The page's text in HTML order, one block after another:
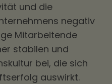
und die
negativ
Mitarbeitende
stabilen und
bei, die sich
auswirkt.